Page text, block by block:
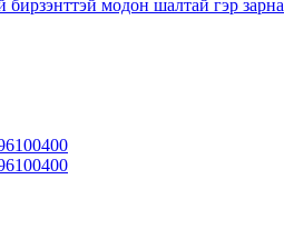
бирзэнттэй модон шалтай гэр зарна